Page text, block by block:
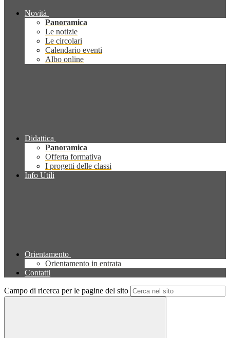
Novità
Panoramica
Le notizie
Le circolari
Calendario eventi
Albo online
Didattica
Panoramica
Offerta formativa
I progetti delle classi
Info Utili
Orientamento
Orientamento in entrata
Contatti
Campo di ricerca per le pagine del sito